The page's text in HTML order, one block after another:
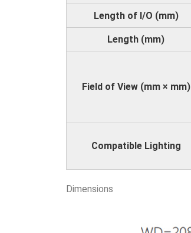
Length of I/O (mm)
Length (mm)
Field of View (mm × mm)
Compatible Lighting
Dimensions